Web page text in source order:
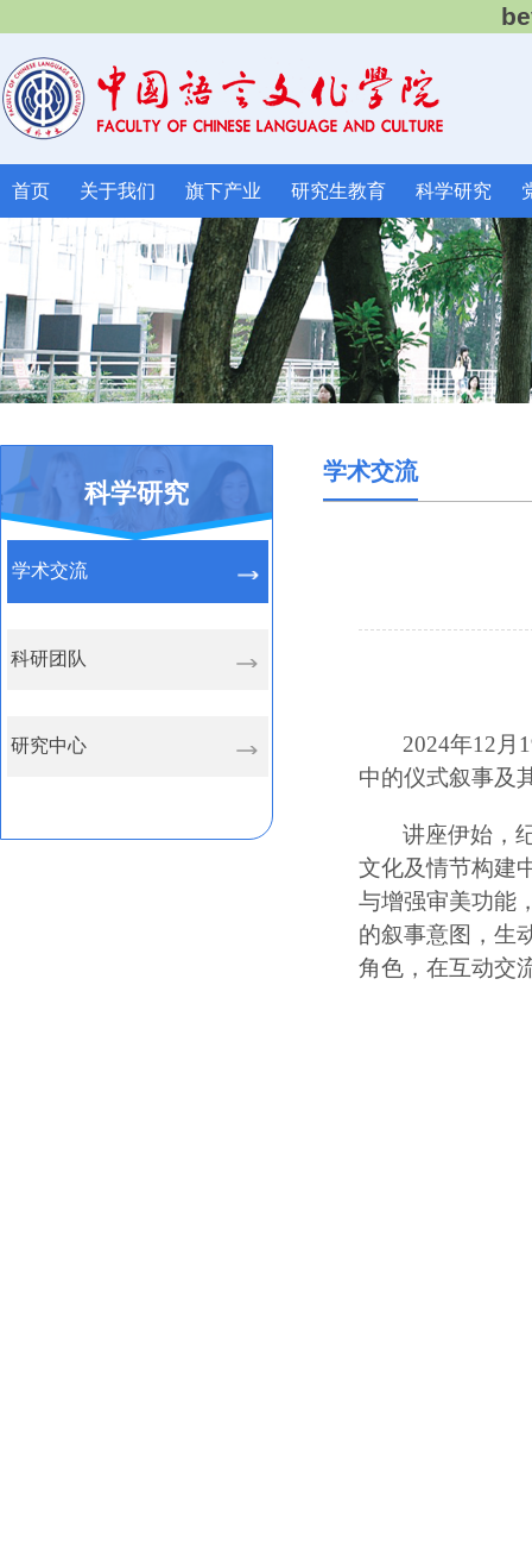
首页 关于我们 旗下产业 研究生教育 科学研究
科学研究
学术交流
科研团队
研究中心
学术交流
2024年12月
中的仪式叙事及
讲座伊始 ，
文化及情节构建
与增强审美功能
的叙事意图，生
角色，在互动交